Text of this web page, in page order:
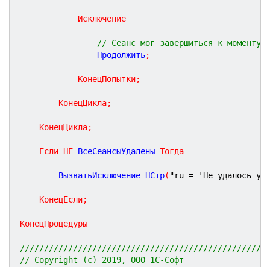
Исключение
// Сеанс мог завершиться к моменту
				Продолжить
;
КонецПопытки;
КонецЦикла;
КонецЦикла;
Если НЕ ВсеСеансыУдалены Тогда
		ВызватьИсключение НСтр
( "ru = 'Не удалось
КонецЕсли;
КонецПроцедуры
// Copyright (c) 2019, ООО 1С-Софт